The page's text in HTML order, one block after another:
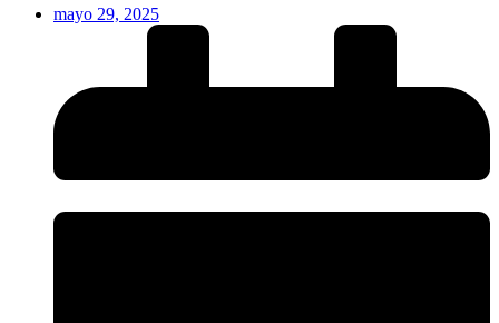
mayo 29, 2025